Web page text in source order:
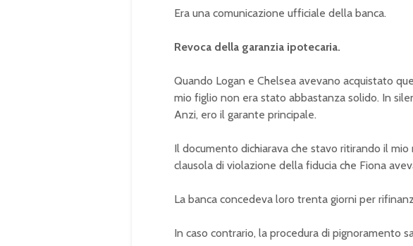
Era una comunicazione ufficiale della banca.
Revoca della garanzia ipotecaria.
Quando Logan e Chelsea avevano acquistato
mio figlio non era stato abbastanza solido. In
Anzi, ero il garante principale.
Il documento dichiarava che stavo ritirando il
clausola di violazione della fiducia che Fiona
La banca concedeva loro trenta giorni per
In caso contrario, la procedura di pignoramento